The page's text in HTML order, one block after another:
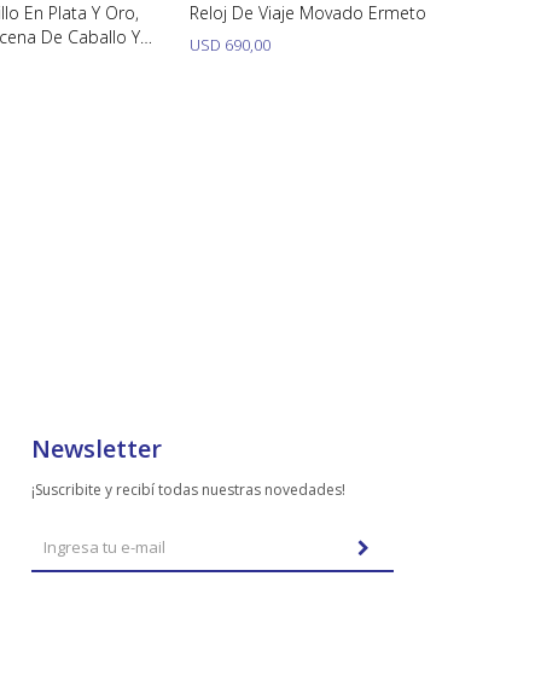
En Plata Y Oro,
De Caballo Y
Reloj De Viaje Movado Ermeto
USD 690,00
Newsletter
¡Suscribite y recibí todas nuestras novedades!